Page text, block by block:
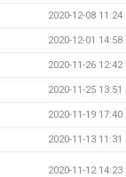
2020-12-08 11:24
2020-12-01 14:58
2020-11-26 12:42
2020-11-25 13:51
2020-11-19 17:40
2020-11-13 11:31
2020-11-12 14:23